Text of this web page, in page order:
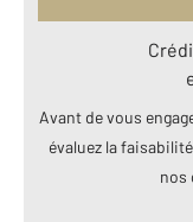
Avant de vous
évaluez la
nos